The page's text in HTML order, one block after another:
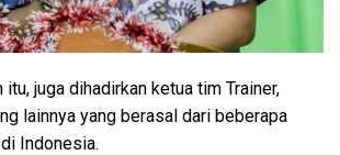
juga dihadirkan ketua tim Trainer,
lainnya yang berasal dari beberapa
Indonesia.